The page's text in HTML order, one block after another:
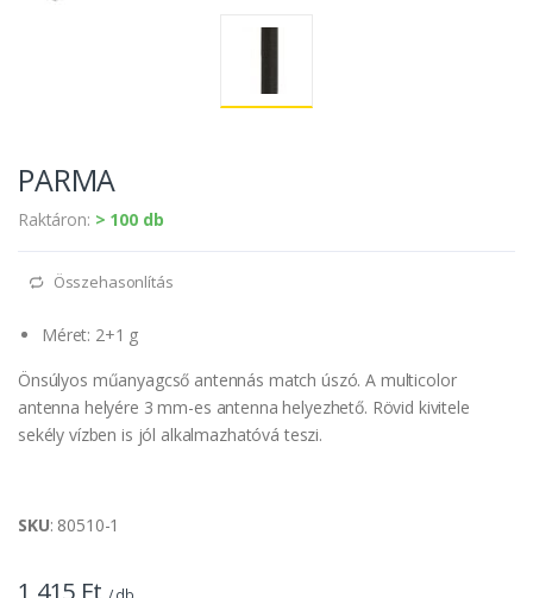
PARMA
Raktáron: > 100 db
Összehasonlítás
Méret: 2+1 g
Önsúlyos műanyagcső antennás match úszó. A multicolor
antenna helyére 3 mm-es antenna helyezhető. Rövid kivitele
sekély vízben is jól alkalmazhatóvá teszi.
SKU: 80510-1
1 415 Ft